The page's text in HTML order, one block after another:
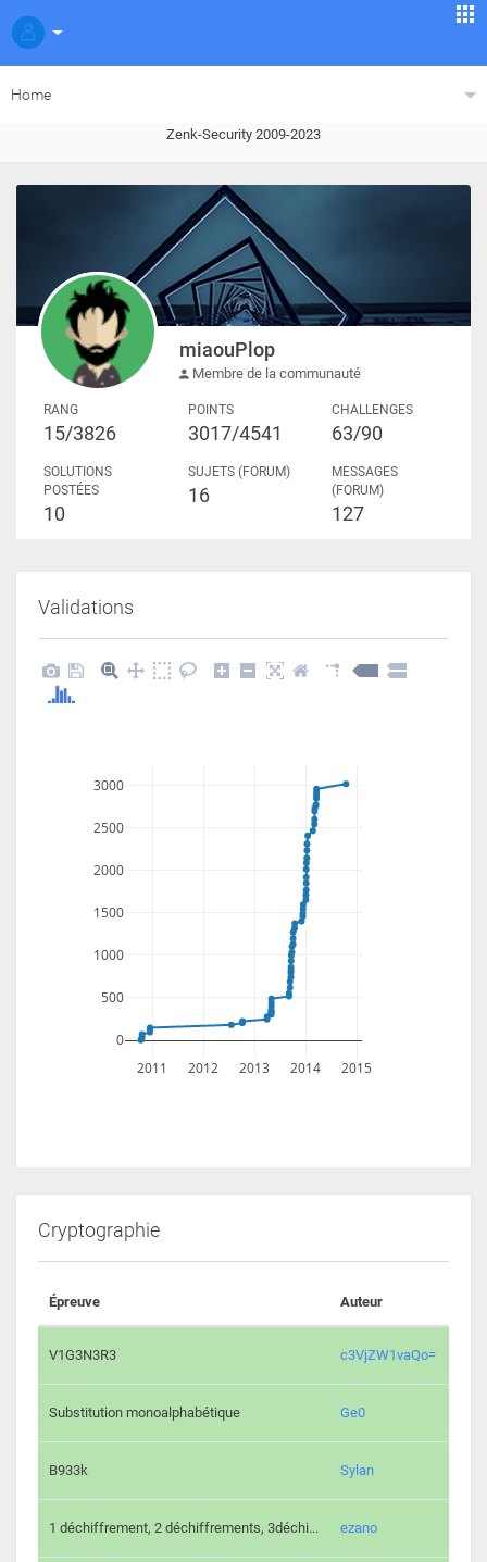
Home
Zenk-Security 2009-2023
miaouPlop
Membre de la communauté
RANG
15/3826
POINTS
3017/4541
CHALLENGES
63/90
SOLUTIONS
POSTÉES
10
SUJETS (FORUM)
16
MESSAGES
(FORUM)
127
Validations
2011 2012 2013 2014 2015
0
500
1000
1500
2000
2500
3000
Cryptographie
Épreuve Auteur
V1G3N3R3 c3VjZW1vaQo=
Substitution monoalphabétique Ge0
B933k Sylan
1 déchiffrement, 2 déchiffrements, 3déchi... ezano